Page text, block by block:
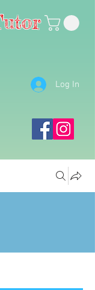
Log In